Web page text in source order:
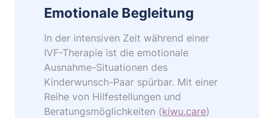
Emotionale Begleitung
In der intensiven Zeit während einer
IVF-Therapie ist die emotionale
Ausnahme-Situationen des
Kinderwunsch-Paar spürbar. Mit einer
Reihe von Hilfestellungen und
Beratungsmöglichkeiten (kiwu.care)